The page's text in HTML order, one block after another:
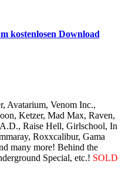
Avatarium, Venom Inc.,
Ketzer, Mad Max, Raven,
Raise Hell, Girlschool, In
Roxxcalibur, Gama
many more! Behind the
Special, etc.! SOLD